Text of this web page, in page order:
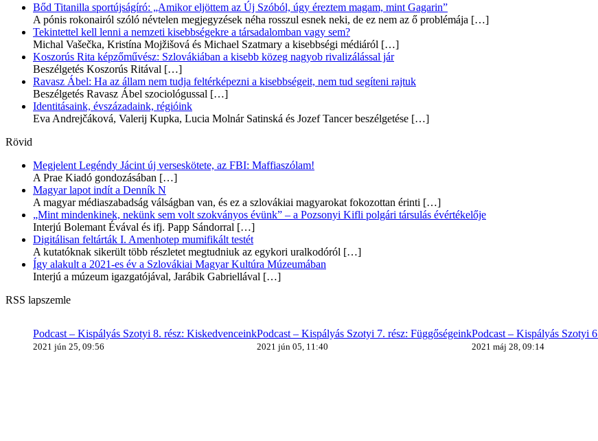
Bőd Titanilla sportújságíró: „Amikor eljöttem az Új Szóból, úgy éreztem magam, mint Gagarin”
A pónis rokonairól szóló névtelen megjegyzések néha rosszul esnek neki, de ez nem az ő problémája […]
Tekintettel kell lenni a nemzeti kisebbségekre a társadalomban vagy sem?
Michal Vašečka, Kristína Mojžišová és Michael Szatmary a kisebbségi médiáról […]
Koszorús Rita képzőművész: Szlovákiában a kisebb közeg nagyob rivalizálással jár
Beszélgetés Koszorús Ritával […]
Ravasz Ábel: Ha az állam nem tudja feltérképezni a kisebbségeit, nem tud segíteni rajtuk
Beszélgetés Ravasz Ábel szociológussal […]
Identitásaink, évszázadaink, régióink
Eva Andrejčáková, Valerij Kupka, Lucia Molnár Satinská és Jozef Tancer beszélgetése […]
Rövid
Megjelent Legéndy Jácint új verseskötete, az FBI: Maffiaszólam!
A Prae Kiadó gondozásában […]
Magyar lapot indít a Denník N
A magyar médiaszabadság válságban van, és ez a szlovákiai magyarokat fokozottan érinti […]
„Mint mindenkinek, nekünk sem volt szokványos évünk” – a Pozsonyi Kifli polgári társulás évértékelője
Interjú Bolemant Évával és ifj. Papp Sándorral […]
Digitálisan feltárták I. Amenhotep mumifikált testét
A kutatóknak sikerült több részletet megtudniuk az egykori uralkodóról […]
Így alakult a 2021-es év a Szlovákiai Magyar Kultúra Múzeumában
Interjú a múzeum igazgatójával, Jarábik Gabriellával […]
RSS lapszemle
Podcast – Kispályás Szotyi 8. rész: Kiskedvenceink
2021 jún 25, 09:56
Podcast – Kispályás Szotyi 7. rész: Függőségeink
2021 jún 05, 11:40
Podcast – Kispályás Szotyi
2021 máj 28, 09:14